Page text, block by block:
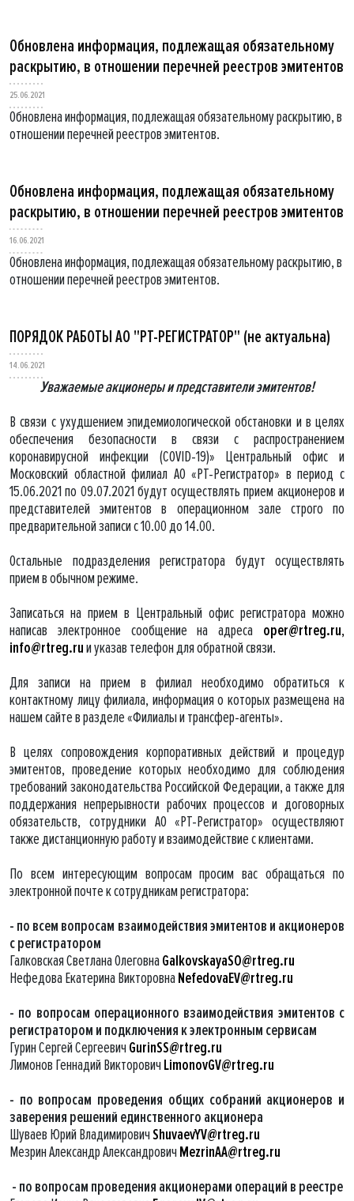
Обновлена информация, подлежащая обязательному
раскрытию, в отношении перечней реестров эмитентов
25.06.2021
Обновлена информация, подлежащая обязательному раскрытию, в
отношении перечней реестров эмитентов.
Обновлена информация, подлежащая обязательному
раскрытию, в отношении перечней реестров эмитентов
16.06.2021
Обновлена информация, подлежащая обязательному раскрытию, в
отношении перечней реестров эмитентов.
ПОРЯДОК РАБОТЫ АО "РТ-РЕГИСТРАТОР" (не актуальна)
14.06.2021
Уважаемые акционеры и представители эмитентов!
В связи с ухудшением эпидемиологической обстановки и в целях
обеспечения безопасности в связи с распространением
коронавирусной инфекции (COVID-19)» Центральный офис и
Московский областной филиал АО «РТ-Регистратор» в период с
15.06.2021 по 09.07.2021 будут осуществлять прием акционеров и
представителей эмитентов в операционном зале строго по
предварительной записи с 10.00 до 14.00.
Остальные подразделения регистратора будут осуществлять
прием в обычном режиме.
Записаться на прием в Центральный офис регистратора можно
написав электронное сообщение на адреса oper@rtreg.ru,
info@rtreg.ruи указав телефон для обратной связи.
Для записи на прием в филиал необходимо обратиться к
контактному лицу филиала, информация о которых размещена на
нашем сайте в разделе «Филиалы и трансфер-агенты».
В целях сопровождения корпоративных действий и процедур
эмитентов, проведение которых необходимо для соблюдения
требований законодательства Российской Федерации, а также для
поддержания непрерывности рабочих процессов и договорных
обязательств, сотрудники АО «РТ-Регистратор» осуществляют
также дистанционную работу и взаимодействие с клиентами.
По всем интересующим вопросам просим вас обращаться по
электронной почте к сотрудникам регистратора:
- по всем вопросам взаимодействия эмитентов и акционеров
с регистратором
Галковская Светлана ОлеговнаGalkovskayaSO@rtreg.ru
Нефедова Екатерина ВикторовнаNefedovaEV@rtreg.ru
- по вопросам операционного взаимодействия эмитентов с
регистратором и подключения к электронным сервисам
Гурин Сергей СергеевичGurinSS@rtreg.ru
Лимонов Геннадий ВикторовичLimonovGV@rtreg.ru
- по вопросам проведения общих собраний акционеров и
заверения решений единственного акционера
Шуваев Юрий ВладимировичShuvaevYV@rtreg.ru
Мезрин Александр АлександровичMezrinAA@rtreg.ru
- по вопросам проведения акционерами операций в реестре